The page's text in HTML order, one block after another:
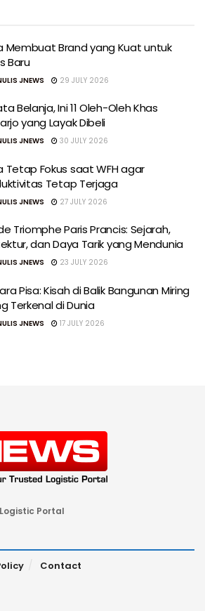
Membuat Brand yang Kuat untuk
Baru
JNEWS 29 JULY 2026
Belanja, Ini 11 Oleh-Oleh Khas
yang Layak Dibeli
JNEWS 30 JULY 2026
Tetap Fokus saat WFH agar
Tetap Terjaga
JNEWS 27 JULY 2026
Triomphe Paris Prancis: Sejarah,
dan Daya Tarik yang Mendunia
JNEWS 23 JULY 2026
Pisa: Kisah di Balik Bangunan Miring
Terkenal di Dunia
JNEWS 17 JULY 2026
Portal
Contact